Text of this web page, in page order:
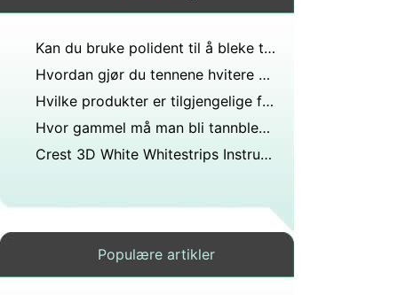
Kan du bruke polident til å bleke tenner?
Hvordan gjør du tennene hvitere ved å bruke husholdningsartikler?
Hvilke produkter er tilgjengelige for å bleke tenner med?
Hvor gammel må man bli tannbleket?
Crest 3D White Whitestrips Instruksjoner
Populære artikler